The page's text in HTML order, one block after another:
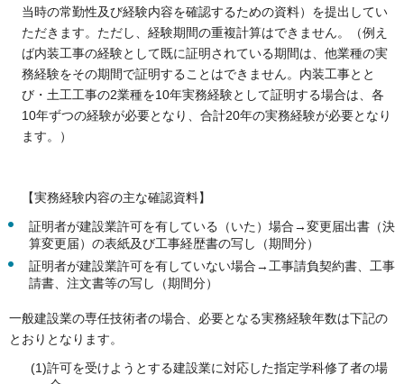
当時の常勤性及び経験内容を確認するための資料）を提出してい
ただきます。ただし、経験期間の重複計算はできません。（例え
ば内装工事の経験として既に証明されている期間は、他業種の実
務経験をその期間で証明することはできません。内装工事とと
び・土工工事の2業種を10年実務経験として証明する場合は、各
10年ずつの経験が必要となり、合計20年の実務経験が必要となり
ます。）
【実務経験内容の主な確認資料】
証明者が建設業許可を有している（いた）場合→変更届出書（決
算変更届）の表紙及び工事経歴書の写し（期間分）
証明者が建設業許可を有していない場合→工事請負契約書、工事
請書、注文書等の写し（期間分）
一般建設業の専任技術者の場合、必要となる実務経験年数は下記の
とおりとなります。
(1)許可を受けようとする建設業に対応した指定学科修了者の場